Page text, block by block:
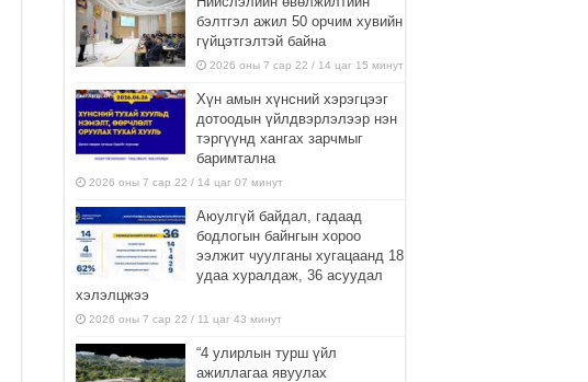
бэлтгэл ажил 50 орчим хувийн
гүйцэтгэлтэй байна
2026 оны 7 сар 22 / 14 цаг 15 минут
Хүн амын хүнсний хэрэгцээг
дотоодын үйлдвэрлэлээр нэн
тэргүүнд хангах зарчмыг
баримтална
2026 оны 7 сар 22 / 14 цаг 07 минут
Аюулгүй байдал, гадаад
бодлогын байнгын хороо
ээлжит чуулганы хугацаанд 18
удаа хуралдаж, 36 асуудал
хэлэлцжээ
2026 оны 7 сар 22 / 11 цаг 43 минут
“4 улирлын турш үйл
ажиллагаа явуулах